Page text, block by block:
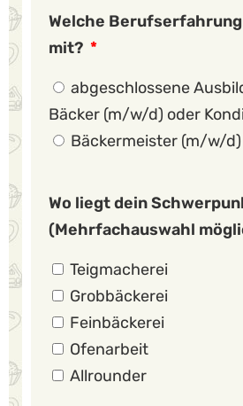
Welche
mit?
abgeschlossene
Bäcker (m/w/d) oder
Bäckermeister (m/w/d)
Wo liegt dein
(Mehrfachauswahl
Teigmacherei
Grobbäckerei
Feinbäckerei
Ofenarbeit
Allrounder